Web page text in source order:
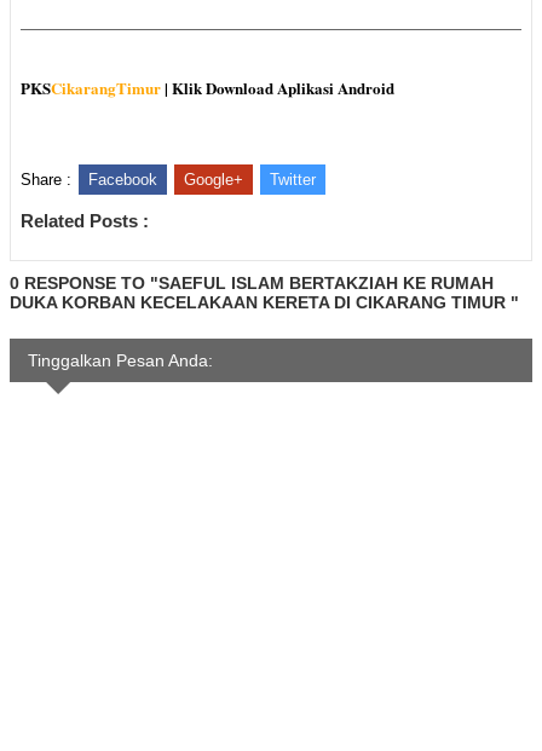
PKSCikarangTimur| Klik Download Aplikasi Android
Share : Facebook Google+ Twitter
Related Posts :
0 RESPONSE TO "SAEFUL ISLAM BERTAKZIAH KE RUMAH
DUKA KORBAN KECELAKAAN KERETA DI CIKARANG TIMUR "
Tinggalkan Pesan Anda: